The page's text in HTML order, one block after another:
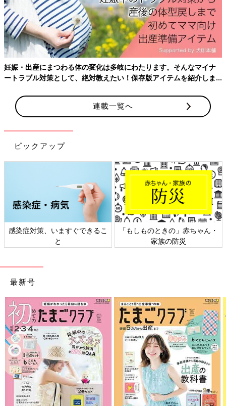
楽天ブックスで購入する（送料無料）
妊娠・出産にまつわる体の変化は多岐にわたります。そんなマイナ
ートラブル対策として、絶対教えたい！保存版アイテムを紹介しま
連載一覧へ
ピックアップ
感染症対策、いますぐできるこ
と
「もしものときの」赤ちゃん・
家族の防災
最新号